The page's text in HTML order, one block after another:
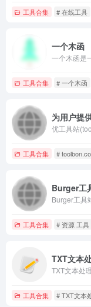
工具合集 # 在线工具
一个木函
工具合集 # 一个木函
为用户提
工具合集 #
Burger工
工具合集 # 资源 工具
TXT文本
TXT文本处
工具合集 # TXT文本